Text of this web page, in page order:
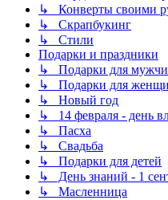
↳ Конверты своими
↳ Скрапбукинг
↳ Стили
Подарки и праздники
↳ Подарки для
↳ Подарки для
↳ Новый год
↳ 14 февраля - день
↳ Пасха
↳ Свадьба
↳ Подарки для детей
↳ День знаний - 1
↳ Масленница